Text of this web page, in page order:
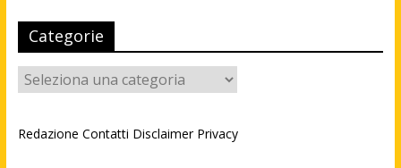
Categorie
Categorie
Redazione Contatti Disclaimer Privacy